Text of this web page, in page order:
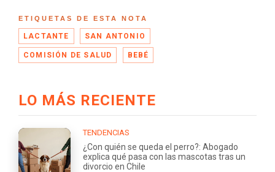
ETIQUETAS DE ESTA NOTA
LACTANTE SAN ANTONIO
COMISIÓN DE SALUD BEBÉ
LO MÁS RECIENTE
TENDENCIAS
¿Con quién se queda el perro?: Abogado
explica qué pasa con las mascotas tras un
divorcio en Chile